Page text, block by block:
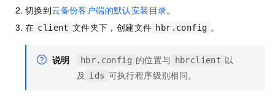
切换到云备份客户端的默认安装目录。
在 client 文件夹下，创建文件 hbr.config 。
说明 hbr.config 的位置与 hbrclient 以
及 ids 可执行程序级别相同。